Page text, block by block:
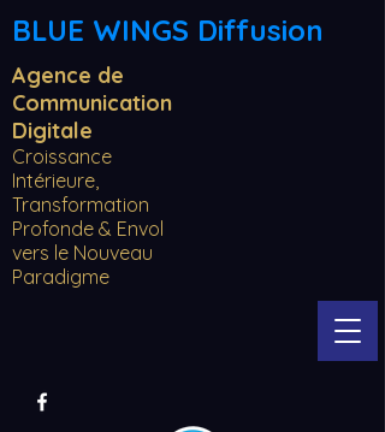
BLUE WINGS Diffusion
Agence de
Communication
Digitale
Croissance
Intérieure,
Transformation
Profonde & Envol
vers le Nouveau
Paradigme